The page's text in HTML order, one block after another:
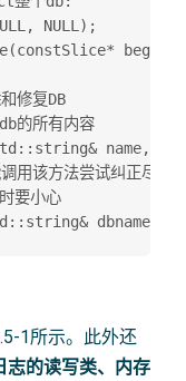
NULL);
修复DB
的所有内容
name,
用该方法尝试纠正尽
要小心
1所示。此外还
志的读写类、内存